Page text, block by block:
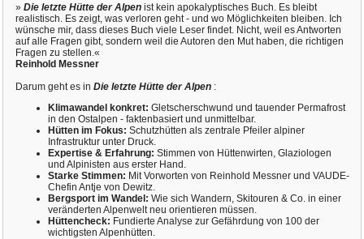
» Die letzte Hütte der Alpenist kein apokalyptisches Buch. Es bleibt
realistisch. Es zeigt, was verloren geht - und wo Möglichkeiten bleiben. Ich
wünsche mir, dass dieses Buch viele Leser findet. Nicht, weil es Antworten
auf alle Fragen gibt, sondern weil die Autoren den Mut haben, die richtigen
Fragen zu stellen.«
Reinhold Messner
Darum geht es in Die letzte Hütte der Alpen:
Klimawandel konkret: Gletscherschwund und tauender Permafrost
in den Ostalpen - faktenbasiert und unmittelbar.
Hütten im Fokus: Schutzhütten als zentrale Pfeiler alpiner
Infrastruktur unter Druck.
Expertise & Erfahrung: Stimmen von Hüttenwirten, Glaziologen
und Alpinisten aus erster Hand.
Starke Stimmen: Mit Vorworten von Reinhold Messner und VAUDE-
Chefin Antje von Dewitz.
Bergsport im Wandel: Wie sich Wandern, Skitouren & Co. in einer
veränderten Alpenwelt neu orientieren müssen.
Hüttencheck: Fundierte Analyse zur Gefährdung von 100 der
wichtigsten Alpenhütten.